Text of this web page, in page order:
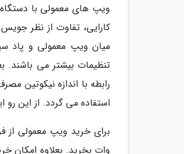
ویپ های معمولی با
کارایی، تفاوت از نظر
میان ویپ معمولی و پاد
تنظیمات بیشتر می باشند.
رابطه با اندازه نیکوتین
استفاده می گردد. از این
وات بخرید. بعلاوه امکان